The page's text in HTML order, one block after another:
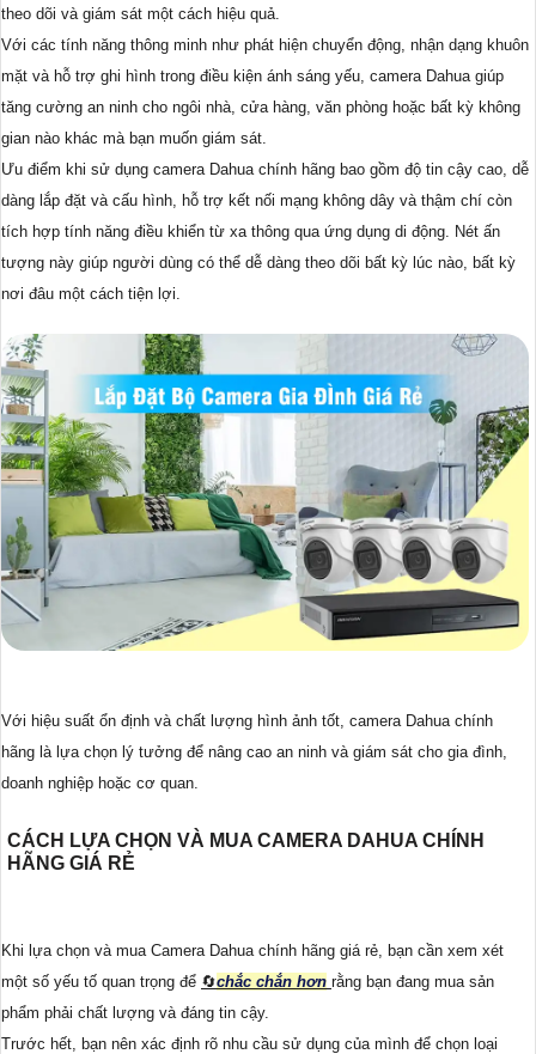
theo dõi và giám sát một cách hiệu quả.
Với các tính năng thông minh như phát hiện chuyển động, nhận dạng khuôn
mặt và hỗ trợ ghi hình trong điều kiện ánh sáng yếu, camera Dahua giúp
tăng cường an ninh cho ngôi nhà, cửa hàng, văn phòng hoặc bất kỳ không
gian nào khác mà bạn muốn giám sát.
Ưu điểm khi sử dụng camera Dahua chính hãng bao gồm độ tin cậy cao, dễ
dàng lắp đặt và cấu hình, hỗ trợ kết nối mạng không dây và thậm chí còn
tích hợp tính năng điều khiển từ xa thông qua ứng dụng di động. Nét ấn
tượng này giúp người dùng có thể dễ dàng theo dõi bất kỳ lúc nào, bất kỳ
nơi đâu một cách tiện lợi.
Với hiệu suất ổn định và chất lượng hình ảnh tốt, camera Dahua chính
hãng là lựa chọn lý tưởng để nâng cao an ninh và giám sát cho gia đình,
doanh nghiệp hoặc cơ quan.
CÁCH LỰA CHỌN VÀ MUA CAMERA DAHUA CHÍNH
HÃNG GIÁ RẺ
Khi lựa chọn và mua Camera Dahua chính hãng giá rẻ, bạn cần xem xét
một số yếu tố quan trọng để 🔄chắc chắn hơn rằng bạn đang mua sản
phẩm phải chất lượng và đáng tin cậy.
Trước hết, bạn nên xác định rõ nhu cầu sử dụng của mình để chọn loại